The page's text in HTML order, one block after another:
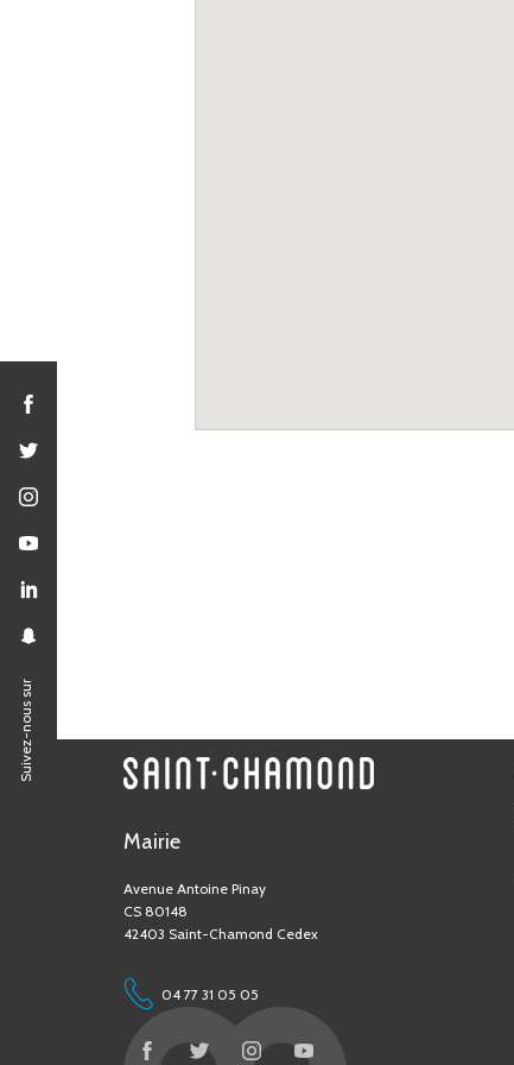
Suivez-nous sur
Mairie
Avenue Antoine Pinay
CS 80148
42403 Saint-Chamond Cedex
04 77 31 05 05